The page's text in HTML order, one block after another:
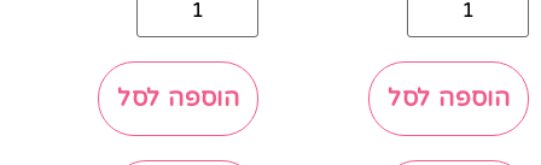
הוספה לסל הוספה לסל